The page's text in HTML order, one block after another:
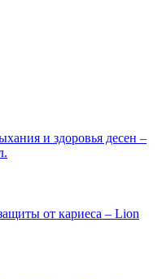
и здоровья десен –
от кариеса – Lion